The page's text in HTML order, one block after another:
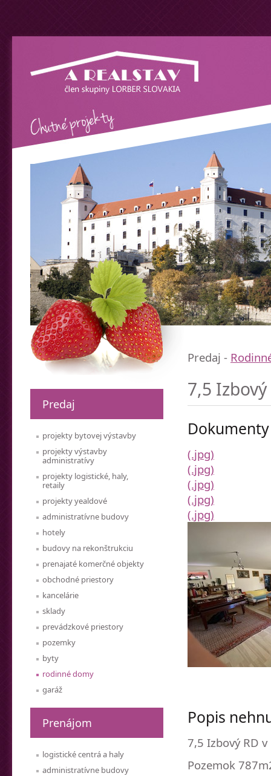
Predaj
projekty bytovej výstavby
projekty výstavby
administratívy
projekty logistické, haly,
retaily
projekty yealdové
administratívne budovy
hotely
budovy na rekonštrukciu
prenajaté komerčné objekty
obchodné priestory
kancelárie
sklady
prevádzkové priestory
pozemky
byty
rodinné domy
garáž
Prenájom
logistické centrá a haly
administratívne budovy
Predaj -
7,5
(.jpg)
(.jpg)
(.jpg)
(.jpg)
(.jpg)
Popis
7,5 Izbový RD
Pozemok